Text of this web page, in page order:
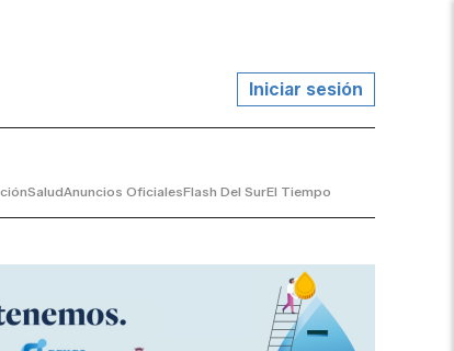
Iniciar sesión
SaludAnuncios OficialesFlash Del SurEl Tiempo